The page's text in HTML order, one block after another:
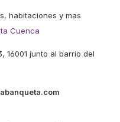
habitaciones y mas
Cuenca
16001 junto al barrio del